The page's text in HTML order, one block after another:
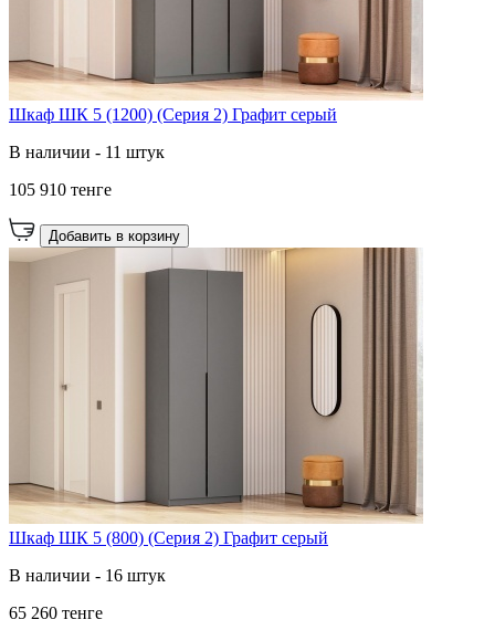
Шкаф ШК 5 (1200) (Серия 2) Графит серый
В наличии - 11 штук
105 910 тенге
Добавить в корзину
Шкаф ШК 5 (800) (Серия 2) Графит серый
В наличии - 16 штук
65 260 тенге